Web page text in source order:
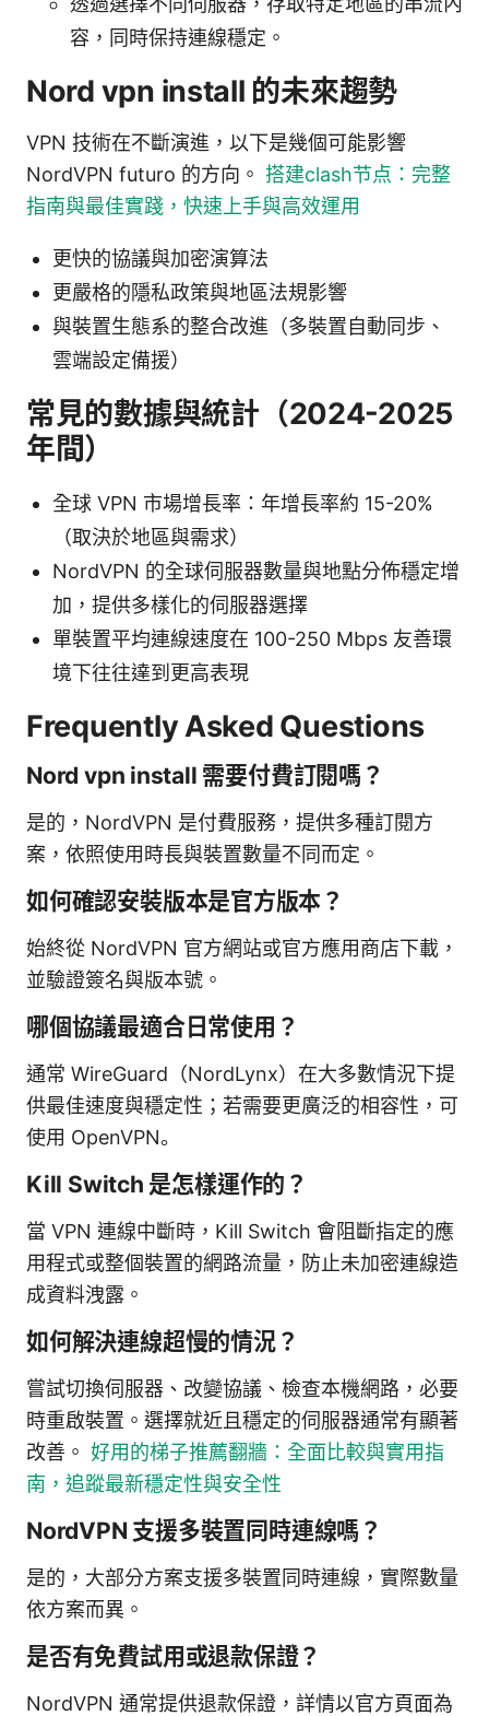
容，同時保持連線穩定。
Nord vpn install 的未來趨勢
VPN 技術在不斷演進，以下是幾個可能影響
NordVPN futuro 的方向。 搭建clash节点：完整
指南與最佳實踐，快速上手與高效運用
更快的協議與加密演算法
更嚴格的隱私政策與地區法規影響
與裝置生態系的整合改進（多裝置自動同步、
雲端設定備援）
常見的數據與統計（2024-2025
年間）
全球 VPN 市場增長率：年增長率約 15-20%
（取決於地區與需求）
NordVPN 的全球伺服器數量與地點分佈穩定增
加，提供多樣化的伺服器選擇
單裝置平均連線速度在 100-250 Mbps 友善環
境下往往達到更高表現
Frequently Asked Questions
Nord vpn install 需要付費訂閱嗎？
是的，NordVPN 是付費服務，提供多種訂閱方
案，依照使用時長與裝置數量不同而定。
如何確認安裝版本是官方版本？
始終從 NordVPN 官方網站或官方應用商店下載，
並驗證簽名與版本號。
哪個協議最適合日常使用？
通常 WireGuard（NordLynx）在大多數情況下提
供最佳速度與穩定性；若需要更廣泛的相容性，可
使用 OpenVPN。
Kill Switch 是怎樣運作的？
當 VPN 連線中斷時，Kill Switch 會阻斷指定的應
用程式或整個裝置的網路流量，防止未加密連線造
成資料洩露。
如何解決連線超慢的情況？
嘗試切換伺服器、改變協議、檢查本機網路，必要
時重啟裝置。選擇就近且穩定的伺服器通常有顯著
改善。 好用的梯子推薦翻牆：全面比較與實用指
南，追蹤最新穩定性與安全性
NordVPN 支援多裝置同時連線嗎？
是的，大部分方案支援多裝置同時連線，實際數量
依方案而異。
是否有免費試用或退款保證？
NordVPN 通常提供退款保證，詳情以官方頁面為